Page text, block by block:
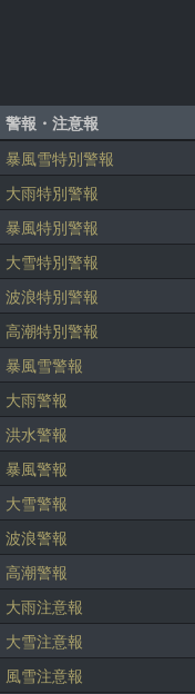
警報・注意報
暴風雪特別警報
大雨特別警報
暴風特別警報
大雪特別警報
波浪特別警報
高潮特別警報
暴風雪警報
大雨警報
洪水警報
暴風警報
大雪警報
波浪警報
高潮警報
大雨注意報
大雪注意報
風雪注意報